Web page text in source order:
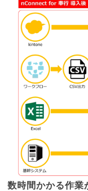
数時間かかる作業